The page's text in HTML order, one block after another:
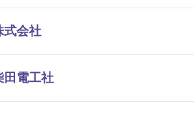
式会社
田電工社